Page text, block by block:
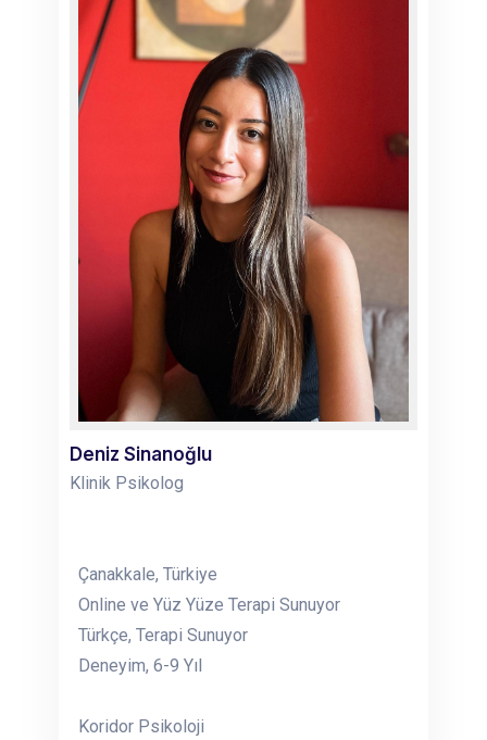
Deniz Sinanoğlu
Klinik Psikolog
Çanakkale, Türkiye
Online ve Yüz Yüze Terapi Sunuyor
Türkçe, Terapi Sunuyor
Deneyim, 6-9 Yıl
Koridor Psikoloji